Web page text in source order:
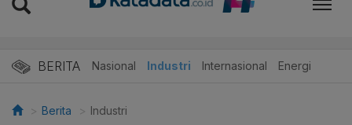
BERITA Nasional Industri Internasional Energi
Berita Industri